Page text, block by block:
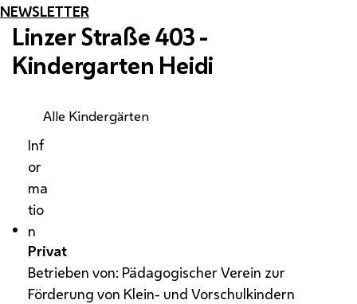
NEWSLETTER
Linzer Straße 403 -
Kindergarten Heidi
Alle Kindergärten
Inf
or
ma
tio
n
Privat
Betrieben von: Pädagogischer Verein zur
Förderung von Klein- und Vorschulkindern